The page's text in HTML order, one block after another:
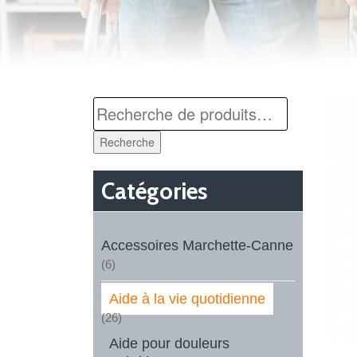
Recherche
Catégories
Accessoires Marchette-Canne
(6)
Aide à la vie quotidienne
(26)
Aide pour douleurs